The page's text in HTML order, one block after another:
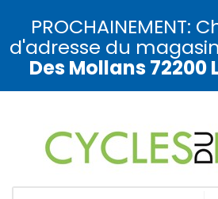
PROCHAINEMENT:
d'adresse du magasin
Des Mollans 72200